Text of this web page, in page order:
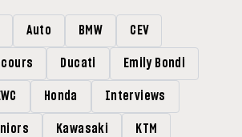
Auto BMW CEV
Ducati Emily Bondi
Honda Interviews
Kawasaki KTM